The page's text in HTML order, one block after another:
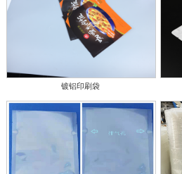
镀铝印刷袋